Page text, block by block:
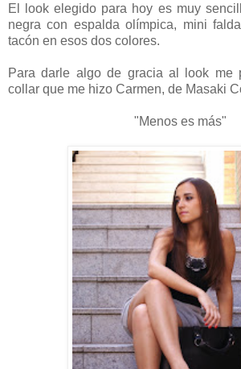
El look elegido para hoy es muy
negra con espalda olímpica, mini
tacón en esos dos colores.
Para darle algo de gracia al look me
collar que me hizo Carmen, de Masaki
"Menos es más"